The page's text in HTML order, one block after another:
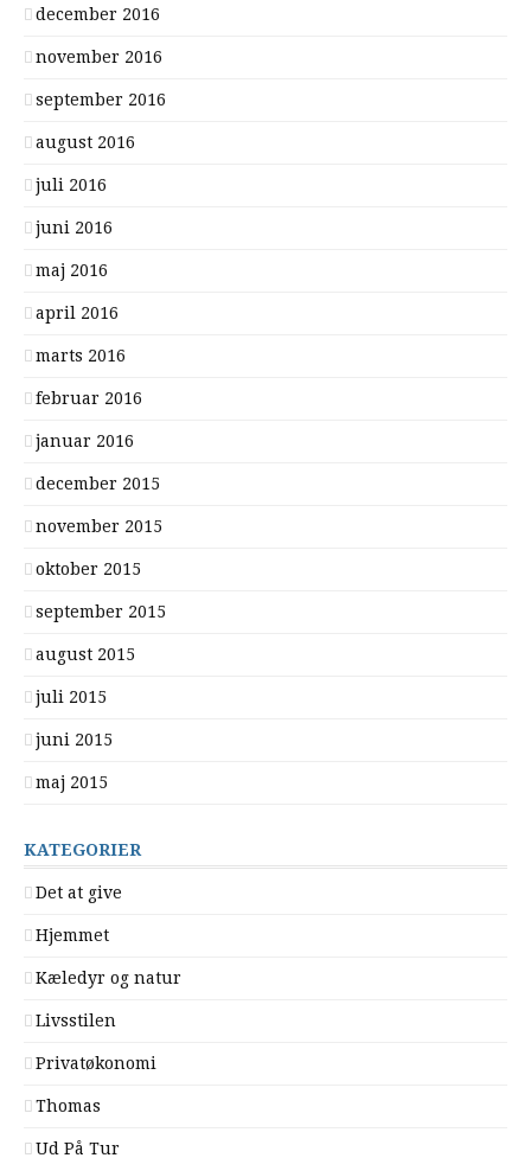
december 2016
november 2016
september 2016
august 2016
juli 2016
juni 2016
maj 2016
april 2016
marts 2016
februar 2016
januar 2016
december 2015
november 2015
oktober 2015
september 2015
august 2015
juli 2015
juni 2015
maj 2015
KATEGORIER
Det at give
Hjemmet
Kæledyr og natur
Livsstilen
Privatøkonomi
Thomas
Ud På Tur